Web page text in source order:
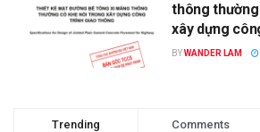
thông
xây dựng
BYWANDER LAM
Trending Comments